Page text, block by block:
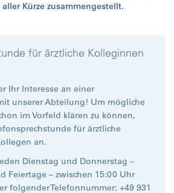
Kürze zusammengestellt.
für ärztliche Kolleginnen
Ihr Interesse an einer
unserer Abteilung! Um mögliche
im Vorfeld klären zu können,
für ärztliche
an.
Dienstag und Donnerstag –
Feiertage – zwischen 15:00 Uhr
folgender Telefonnummer: +49 931